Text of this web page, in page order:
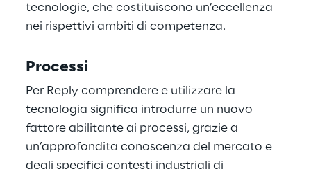
tecnologie, che costituiscono un’eccellenza
nei rispettivi ambiti di competenza.
Processi
Per Reply comprendere e utilizzare la
tecnologia significa introdurre un nuovo
fattore abilitante ai processi, grazie a
un’approfondita conoscenza del mercato e
degli specifici contesti industriali di